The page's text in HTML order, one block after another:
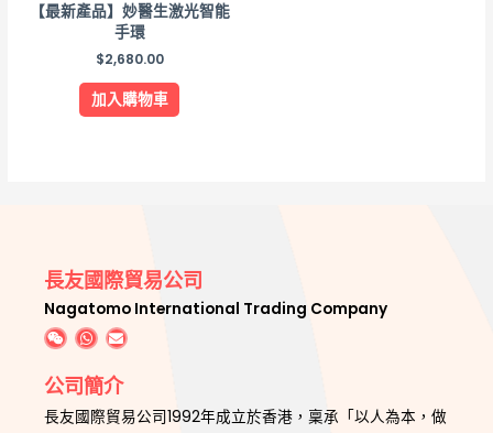
【最新產品】妙醫生激光智能
手環
$2,680.00
加入購物車
長友國際貿易公司
Nagatomo International Trading Company
公司簡介
長友國際貿易公司1992年成立於香港，稟承「以人為本，做